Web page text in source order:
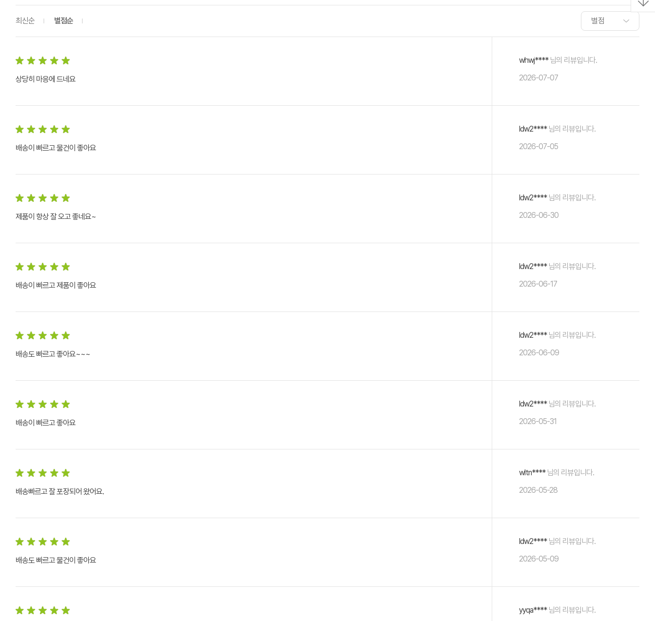
최신순 별점순
상당히 마응에 드네요
whwj****님의 리뷰입니다.
2026-07-07
배송이 빠르고 물건이 좋아요
ldw2****님의 리뷰입니다.
2026-07-05
제품이 항상 잘 오고 좋네요~
ldw2****님의 리뷰입니다.
2026-06-30
배송이 빠르고 제품이 좋아요
ldw2****님의 리뷰입니다.
2026-06-17
배송도 빠르고 좋아요~~~
ldw2****님의 리뷰입니다.
2026-06-09
배송이 빠르고 좋아요
ldw2****님의 리뷰입니다.
2026-05-31
배송빠르고 잘 포장되어 왔어요.
wltn****님의 리뷰입니다.
2026-05-28
배송도 빠르고 물건이 좋아요
ldw2****님의 리뷰입니다.
2026-05-09
yyqa****님의 리뷰입니다.